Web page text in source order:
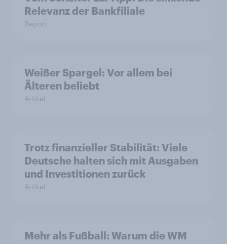
Relevanz der Bankfiliale
Report
Weißer Spargel: Vor allem bei
Älteren beliebt
Artikel
Trotz finanzieller Stabilität: Viele
Deutsche halten sich mit Ausgaben
und Investitionen zurück
Artikel
Mehr als Fußball: Warum die WM